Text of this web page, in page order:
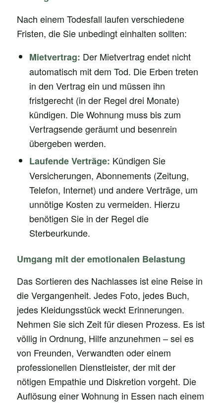
Nach einem Todesfall laufen verschiedene
Fristen, die Sie unbedingt einhalten sollten:
Mietvertrag: Der Mietvertrag endet nicht
automatisch mit dem Tod. Die Erben treten
in den Vertrag ein und müssen ihn
fristgerecht (in der Regel drei Monate)
kündigen. Die Wohnung muss bis zum
Vertragsende geräumt und besenrein
übergeben werden.
Laufende Verträge: Kündigen Sie
Versicherungen, Abonnements (Zeitung,
Telefon, Internet) und andere Verträge, um
unnötige Kosten zu vermeiden. Hierzu
benötigen Sie in der Regel die
Sterbeurkunde.
Umgang mit der emotionalen Belastung
Das Sortieren des Nachlasses ist eine Reise in
die Vergangenheit. Jedes Foto, jedes Buch,
jedes Kleidungsstück weckt Erinnerungen.
Nehmen Sie sich Zeit für diesen Prozess. Es ist
völlig in Ordnung, Hilfe anzunehmen – sei es
von Freunden, Verwandten oder einem
professionellen Dienstleister, der mit der
nötigen Empathie und Diskretion vorgeht. Die
Auflösung einer Wohnung in Essen nach einem